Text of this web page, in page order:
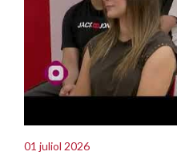
01 juliol 2026